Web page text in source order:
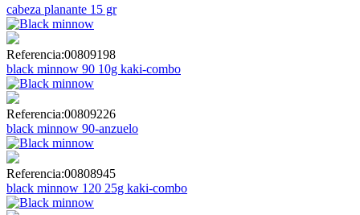
cabeza planante 15 gr
Referencia:00809198
black minnow 90 10g kaki-combo
Referencia:00809226
black minnow 90-anzuelo
Referencia:00808945
black minnow 120 25g kaki-combo